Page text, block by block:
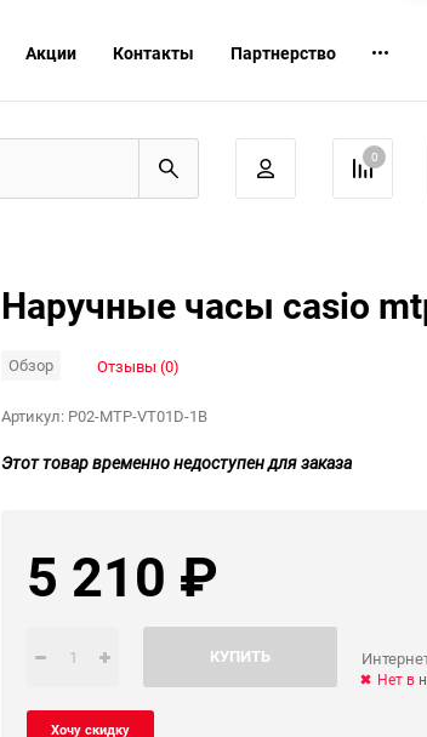
Акции Контакты Партнерство
0
Наручные часы casio
Обзор Отзывы (0)
Артикул: P02-MTP-VT01D-1B
Этот товар временно недоступен для заказа
5 210 ₽
КУПИТЬ
Нет в